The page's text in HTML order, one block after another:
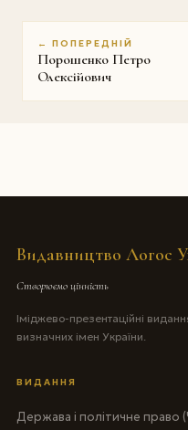
← ПОПЕРЕДНІЙ
Порошенко Петро
Олексійович
Видавництво Логос
Створюємо цінність
Іміджево-презентаційні
визначних імен України.
ВИДАННЯ
Держава і політичне право